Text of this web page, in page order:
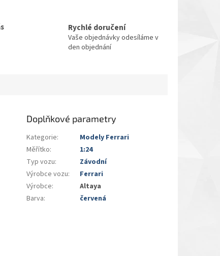
Rychlé doručení
Vaše objednávky odesíláme v
den objednání
Doplňkové parametry
Kategorie:
Modely Ferrari
Měřítko:
1:24
Typ vozu:
Závodní
Výrobce vozu:
Ferrari
Výrobce:
Altaya
Barva: červená